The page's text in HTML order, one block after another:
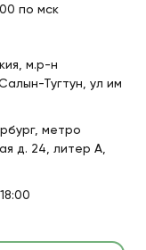
по мск
м.р-н
Тугтун, ул им
метро
д. 24, литер А,